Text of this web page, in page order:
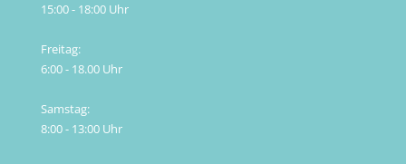
15:00 - 18:00 Uhr
Freitag:
6:00 - 18.00 Uhr
Samstag:
8:00 - 13:00 Uhr